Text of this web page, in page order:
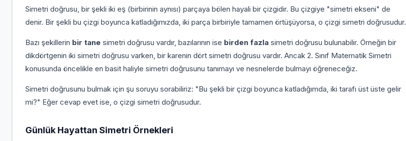
Simetri doğrusu, bir şekli iki eş (birbirinin aynısı) parçaya bölen hayali bir çizgidir. Bu çizgiye "simetri ekseni" de
denir. Bir şekli bu çizgi boyunca katladığımızda, iki parça birbiriyle tamamen örtüşüyorsa, o çizgi simetri doğrusudur.
Bazı şekillerin bir tane simetri doğrusu vardır, bazılarının ise birden fazlasimetri doğrusu bulunabilir. Örneğin bir
dikdörtgenin iki simetri doğrusu varken, bir karenin dört simetri doğrusu vardır. Ancak 2. Sınıf Matematik Simetri
konusunda öncelikle en basit haliyle simetri doğrusunu tanımayı ve nesnelerde bulmayı öğreneceğiz.
Simetri doğrusunu bulmak için şu soruyu sorabiliriz: "Bu şekli bir çizgi boyunca katladığımda, iki tarafı üst üste gelir
mi?" Eğer cevap evet ise, o çizgi simetri doğrusudur.
Günlük Hayattan Simetri Örnekleri